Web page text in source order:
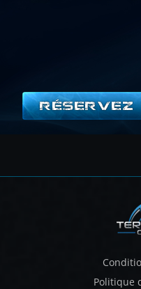
RÉSERVEZ
Politique